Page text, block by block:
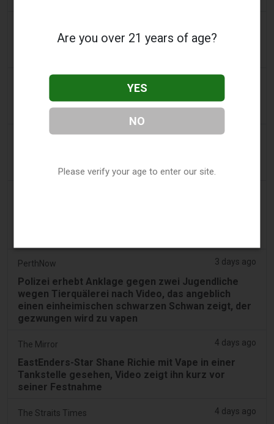
Profite vor Schülern: der Milliarden-Vape-Skandal
2 days ago
Jungen erscheinen vor Mandurah Gericht wegen
Anklage über Black Swan Vape Video
3 days ago
weiterhin zugänglich
PerthNow 3 days ago
Polizei erhebt Anklage gegen zwei Jugendliche
wegen Tierquälerei nach Video, das angeblich
einen einheimischen schwarzen Schwan zeigt, der
gezwungen wird zu vapen
The Mirror 4 days ago
EastEnders-Star Shane Richie mit Vape in einer
Tankstelle gesehen, Video zeigt ihn kurz vor
seiner Festnahme
The Straits Times 4 days ago
Are you over 21 years of age?
YES
NO
Please verify your age to enter our site.